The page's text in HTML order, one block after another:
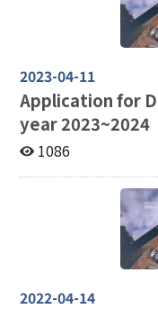
2023-04-11
Application for
year 2023~2024
1086
2022-04-14